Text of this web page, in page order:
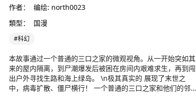
作者：
编绘: north0023
類型：
国漫
#科幻
本故事通过一个普通的三口之家的微观视角。从一开始突如其
来的屋内隔离，到尸潮爆发后被困在房间内艰难求生，再到闯
出户外寻找生路和海上绿岛。 \n极其真实的 展现了末世之
中，病毒扩散、僵尸横行！ 一个普通的三口之家和他们的邻